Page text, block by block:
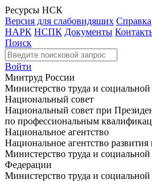
Ресурсы НСК
Версия для слабовидящих Справка
НАРК НСПК Документы
Поиск
Войти
Минтруд России
Министерство труда и
Национальный совет
Национальный совет при
по профессиональным
Национальное агентство
Национальное агентство
Министерство труда и
Федерации
Министерство труда и